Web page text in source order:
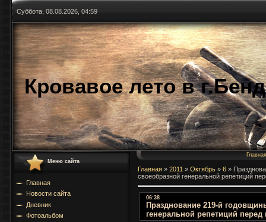
Суббота, 08.08.2026, 04:59
Кровавое лето в
Меню сайта
Главная
Новости сайта
Дневник
Фотоальбом
Главная
Главная » 2011 » Октябрь » 6 »
своеобразной генеральной репетиций
06:38
Празднование 219-й
генеральной репетиций